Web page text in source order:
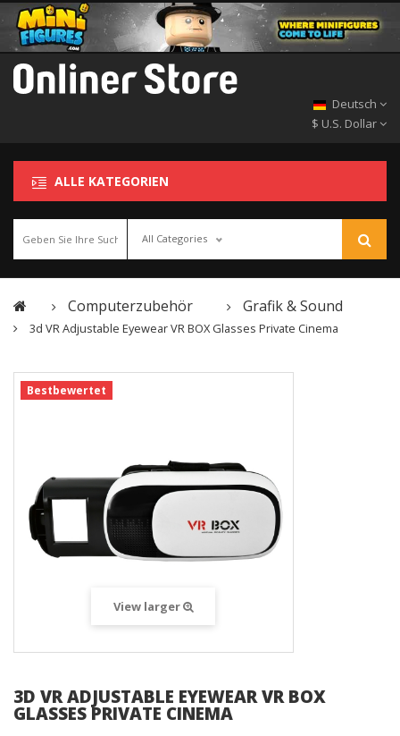
Deutsch
$ U.S. Dollar
ALLE KATEGORIEN
All Categories
Computerzubehör Grafik & Sound
3d VR Adjustable Eyewear VR BOX Glasses Private Cinema
Bestbewertet
View larger
3D VR ADJUSTABLE EYEWEAR VR BOX
GLASSES PRIVATE CINEMA